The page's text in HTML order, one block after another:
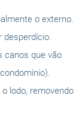
o externo.
desperdício.
canos que vão
lodo, removendo